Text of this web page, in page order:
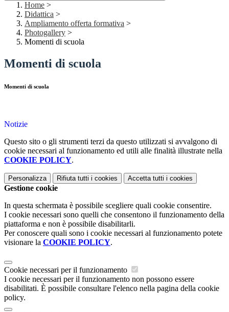
Home >
Didattica >
Ampliamento offerta formativa >
Photogallery >
Momenti di scuola
Momenti di scuola
Momenti di scuola
Notizie
Questo sito o gli strumenti terzi da questo utilizzati si avvalgono di
cookie necessari al funzionamento ed utili alle finalità illustrate nella
COOKIE POLICY.
Personalizza Rifiuta tutti i cookies Accetta tutti i cookies
Gestione cookie
In questa schermata è possibile scegliere quali cookie consentire.
I cookie necessari sono quelli che consentono il funzionamento della
piattaforma e non è possibile disabilitarli.
Per conoscere quali sono i cookie necessari al funzionamento potete
visionare la COOKIE POLICY.
Cookie necessari per il funzionamento
I cookie necessari per il funzionamento non possono essere
disabilitati. È possibile consultare l'elenco nella pagina della cookie
policy.